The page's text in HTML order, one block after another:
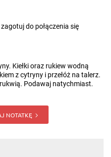
do połączenia się
Kiełki oraz rukiew wodną
z cytryny i przełóż na talerz.
Podawaj natychmiast.
NOTATKĘ